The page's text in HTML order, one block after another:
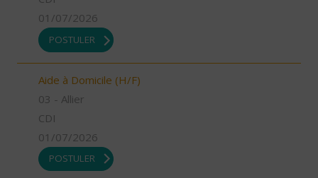
01/07/2026
POSTULER
Aide à Domicile (H/F)
03 - Allier
CDI
01/07/2026
POSTULER